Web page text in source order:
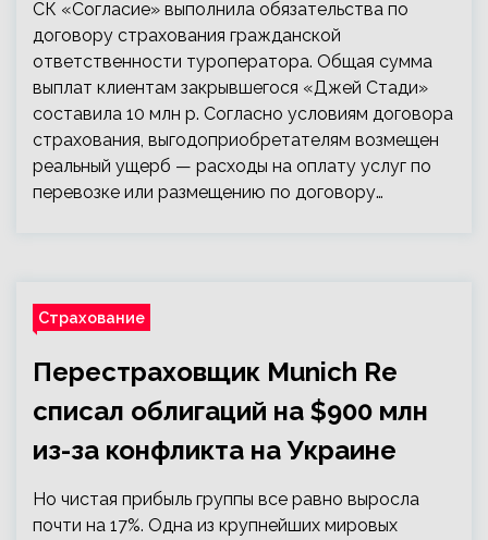
СК «Согласие» выполнила обязательства по
договору страхования гражданской
ответственности туроператора. Общая сумма
выплат клиентам закрывшегося «Джей Стади»
составила 10 млн р. Согласно условиям договора
страхования, выгодоприобретателям возмещен
реальный ущерб — расходы на оплату услуг по
перевозке или размещению по договору…
Страхование
Перестраховщик Munich Re
списал облигаций на $900 млн
из-за конфликта на Украине
Но чистая прибыль группы все равно выросла
почти на 17%. Одна из крупнейших мировых